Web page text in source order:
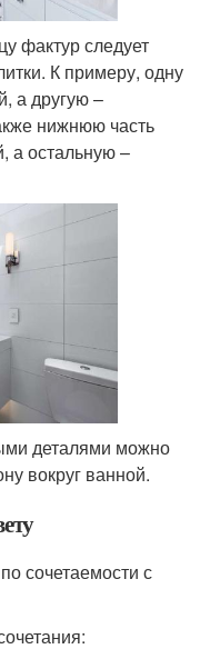
фактур следует
К примеру, одну
а другую –
нижнюю часть
а остальную –
деталями можно
вокруг ванной.
сочетаемости с